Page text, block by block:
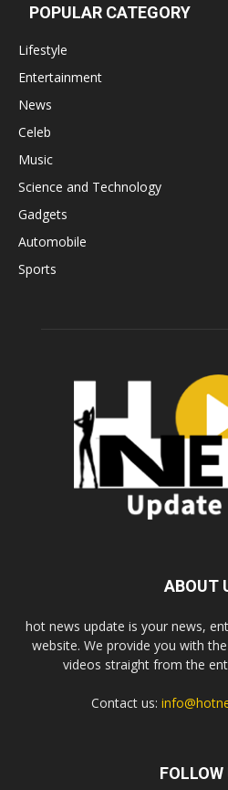
POPULAR CATEGORY
Lifestyle
Entertainment
News
Celeb
Music
Science and Technology
Gadgets
Automobile
Sports
ABOUT
hot news update is your news,
website. We provide you with
videos straight from the
Contact us:
FOLLOW